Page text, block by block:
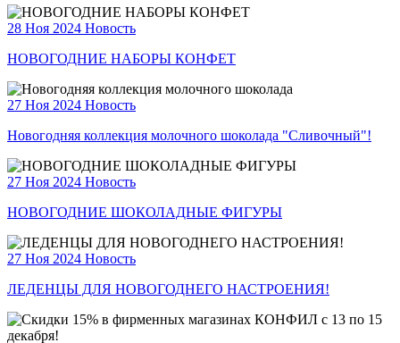
28 Ноя 2024 Новость
НОВОГОДНИЕ НАБОРЫ КОНФЕТ
27 Ноя 2024 Новость
Новогодняя коллекция молочного шоколада "Сливочный"!
27 Ноя 2024 Новость
НОВОГОДНИЕ ШОКОЛАДНЫЕ ФИГУРЫ
27 Ноя 2024 Новость
ЛЕДЕНЦЫ ДЛЯ НОВОГОДНЕГО НАСТРОЕНИЯ!